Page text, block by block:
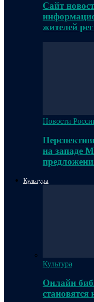
Сайт
жителей
Новости
на западе
Культура
Культура
Онлайн